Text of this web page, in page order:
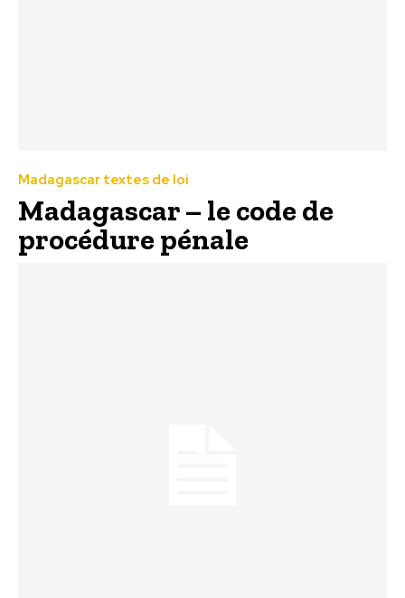
Madagascar textes de loi
Madagascar – le code de
procédure pénale